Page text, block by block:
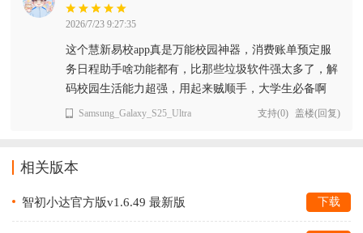
2026/7/23 9:27:35
这个慧新易校app真是万能校园神器，消费账单预定服
务日程助手啥功能都有，比那些垃圾软件强太多了，解
码校园生活能力超强，用起来贼顺手，大学生必备啊
Samsung_Galaxy_S25_Ultra 支持(0) 盖楼(回复)
相关版本
智初小达官方版v1.6.49 最新版 下载